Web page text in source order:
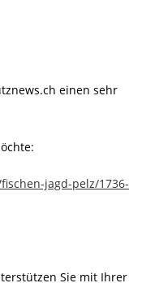
einen sehr
jagd-pelz/1736-
Sie mit Ihrer